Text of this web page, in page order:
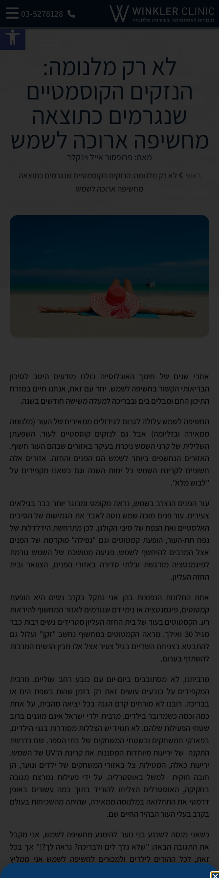
03-5278128
לא רק מלנומה:
הנזקים הקוסמטיים
שנגרמים כתוצאה
מחשיפה ארוכה לשמש
מאת: פרופסור אייל וינקלר
ראשי
לא רק מלנומה: הנזקים הקוסמטיים שנגרמים כתוצאה
מחשיפה ארוכה לשמש
אחרי שנים של חינוך האוכלוסייה כולנו מודעים היטב לסיכון
הבריאותי הקשור בחשיפה לשמש. יחד עם זאת, אנחנו חיים במזרח
התיכון החם ומבלים בים ובבריכה למעלה משישה חודשים בשנה.
החשיפה לשמש עלולה לגרום לגידולים ממאירים של העור (מלנומה
ממאירה ובזליומה) אבל גם לנזקים קוסמטיים לעור. השפעתן
השלילית של קרני השמש ניכרת בעיקר באזורים שבהם העור חשוף.
האזורים הנחשפים ביותר לשמש הם הפנים והחזה. אזורים אלה
חשופים לקרינת השמש כל ימות השנה וגם כשאנו מקפידים על
"לבוש מלא".
עור הפנים הנצרב בשמש, נראה מקומט ומבוגר יותר כבר בגילאים
צעירים. עור פנים מוכה שמש נוטה לאבד את הגמישות של הסיבים
האלסטיים ואת הנפח של סיבי הקולגן. לכן מתרחשת הידלדלות של
נפח תת-העור, הופעת קמטוטים וגם "נפילה" מוקדמת של הפנים
אצל המרבים להיחשף לשמש. פגיעה ממושכת של השמש גורמת
לפיגמנטציה מודגשת ובלתי סדירה באזורי הפנים, הצוואר ובית
החזה העליון.
אחת התלונות הנפוצות בהן אני נתקל בקרב נשים היא הופעת
קמטוטים, פיגמנטציה או נימי דם שגורמים לאזור המחשוף להיראות
רע. הקמטוטים בעור של בית החזה העליון מטרידים נשים רבות כבר
מגיל 30 ואילך. מראה הקמטוטים במחשוף נחשב "זקן" ועלול גם
להתבטא בצניחת השדיים בגיל צעיר אצל אלו מבין הנשים המרבות
להשתזף בערום.
מרביתנו, לא מסתובבים ביום-יום עם כובע רחב שוליים. מרבית
המקפידים על כובעים עושים זאת רק בזמן שהות בשפת הים או
בבריכה. רובנו לא מורחים קרם הגנה בכל יציאה מהבית, על אחת
כמה וכמה כשמדובר בילדים. מרבית ילדי ישראל אינם מוגנים ברוב
שטחי הפעילות שלהם. לא תמיד יש הצללות מסודרות בגני הילדים,
בפארקי המשחקים ובשטחי המשחקים של בתי הספר. שם נדרשת
התקנה של יריעות מיוחדות המסננות את קרינת ה־UV של השמש.
יריעות כאלה, המטילות צל באזורי המשחקים של ילדים ונוער, הן
חובה חוקית למשל באוסטרליה. על ידי פעילות נמרצת מגובה
בחקיקה, האוסטרלים הצליחו להוריד בתוך כמה עשורים באופן
דרמטי את התחלואה במלנומה ממאירה, שהיתה מהשכיחות בעולם
בקרב בעלי העור הבהיר החיים שם.
כשאני מנסה לשכנע בני נוער להימנע מחשיפה לשמש, אני מקבל
את התגובה הבאה: "שלא נלך לים ולבריכה? נראה לך?!" אך בכל
זאת, לכל ההורים לילדים ולמכורים לחשיפה לשמש אני ממליץ